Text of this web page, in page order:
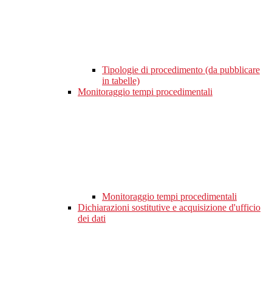
Tipologie di procedimento (da pubblicare
in tabelle)
Monitoraggio tempi procedimentali
Monitoraggio tempi procedimentali
Dichiarazioni sostitutive e acquisizione d'ufficio
dei dati